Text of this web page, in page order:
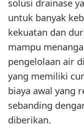
solusi drainase
untuk banyak
kekuatan dan
mampu
pengelolaan air
yang memiliki
biaya awal yang
sebanding
diberikan.